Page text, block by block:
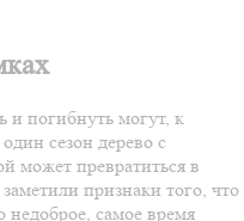
и погибнуть могут, к
сезон дерево с
может превратиться в
признаки того, что
недоброе, самое время